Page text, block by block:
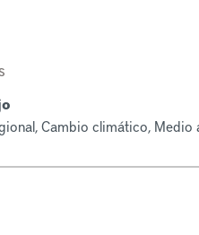
Cambio climático,